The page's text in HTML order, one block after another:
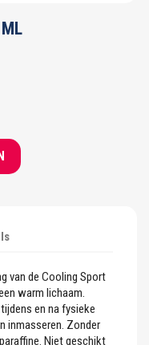
van de Cooling Sport
warm lichaam.
en na fysieke
inmasseren. Zonder
Niet geschikt